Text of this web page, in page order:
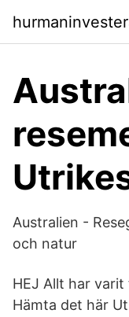
Australien -
och natur
HEJ Allt har
Hämta det här